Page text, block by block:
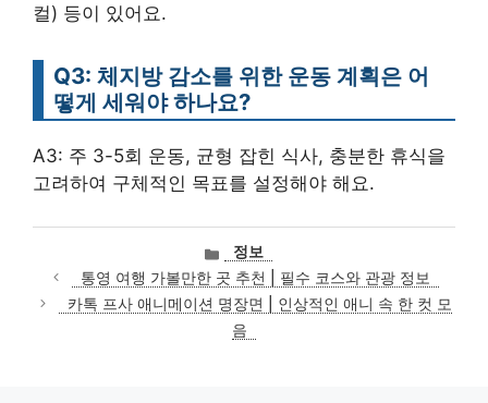
컬) 등이 있어요.
Q3: 체지방 감소를 위한 운동 계획은 어
떻게 세워야 하나요?
A3: 주 3-5회 운동, 균형 잡힌 식사, 충분한 휴식을
고려하여 구체적인 목표를 설정해야 해요.
카
테
고
리
정보
통영 여행 가볼만한 곳 추천 | 필수 코스와 관광 정보
카톡 프사 애니메이션 명장면 | 인상적인 애니 속 한 컷 모
음